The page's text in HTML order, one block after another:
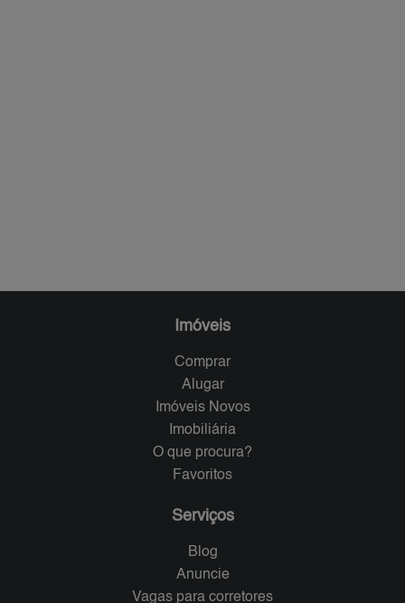
Imóveis
Comprar
Alugar
Imóveis Novos
Imobiliária
O que procura?
Favoritos
Serviços
Blog
Anuncie
Vagas para corretores